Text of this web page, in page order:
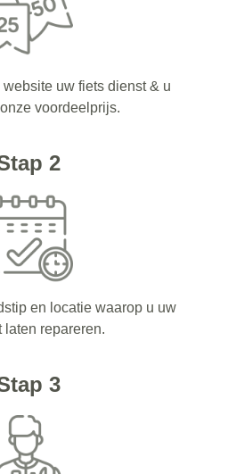
uw fiets dienst & u
voordeelprijs.
2
en locatie waarop u uw
laten repareren.
3